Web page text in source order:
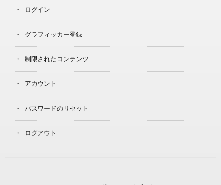
ログイン
グラフィッカー登録
制限されたコンテンツ
アカウント
パスワードのリセット
ログアウト